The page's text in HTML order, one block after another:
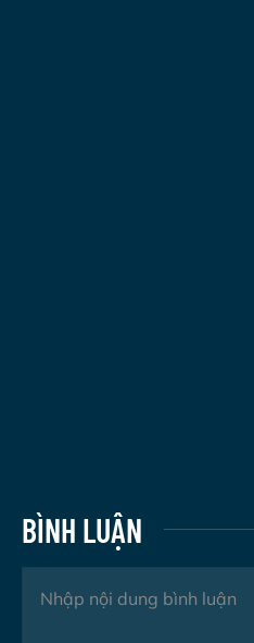
BÌNH LUẬN